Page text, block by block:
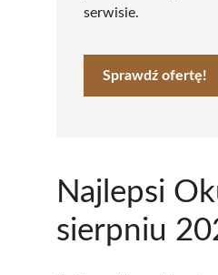
serwisie.
Sprawdź ofertę!
Najlepsi
sierpniu